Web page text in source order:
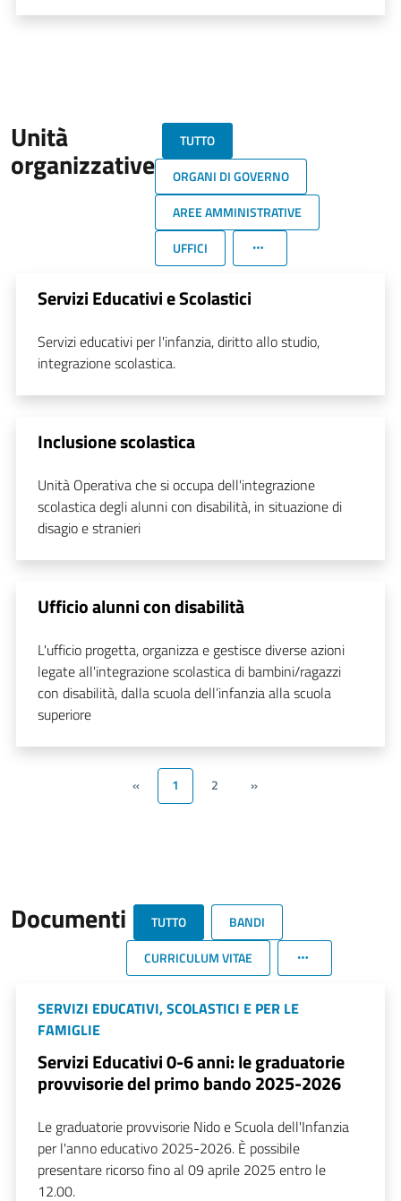
Unità
organizzative
TUTTO
ORGANI DI GOVERNO
AREE AMMINISTRATIVE
UFFICI
Servizi Educativi e Scolastici
Servizi educativi per l'infanzia, diritto allo studio,
integrazione scolastica.
Inclusione scolastica
Unità Operativa che si occupa dell'integrazione
scolastica degli alunni con disabilità, in situazione di
disagio e stranieri
Ufficio alunni con disabilità
L'ufficio progetta, organizza e gestisce diverse azioni
legate all'integrazione scolastica di bambini/ragazzi
con disabilità, dalla scuola dell’infanzia alla scuola
superiore
« 1 2 »
Documenti TUTTO
BANDI
CURRICULUM VITAE
SERVIZI EDUCATIVI, SCOLASTICI E PER LE
FAMIGLIE
Servizi Educativi 0-6 anni: le graduatorie
provvisorie del primo bando 2025-2026
Le graduatorie provvisorie Nido e Scuola dell'Infanzia
per l'anno educativo 2025-2026. È possibile
presentare ricorso fino al 09 aprile 2025 entro le
12.00.